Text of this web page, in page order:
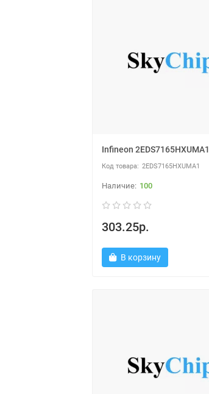
Infineon 2EDS7165HXUMA1
2EDS7165HXUMA1
100
303.25р.
В корзину